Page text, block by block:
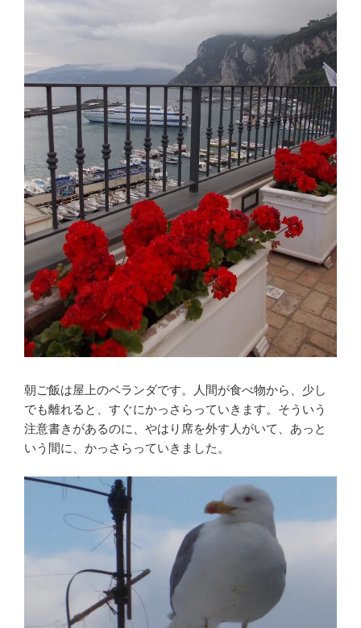
朝ご飯は屋上のベランダです。人間が食べ物から、少し
でも離れると、すぐにかっさらっていきます。そういう
注意書きがあるのに、やはり席を外す人がいて、あっと
いう間に、かっさらっていきました。